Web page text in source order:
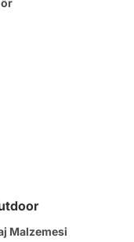
Malzemesi